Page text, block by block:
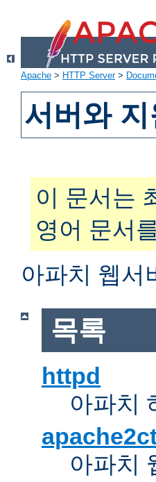
Apache > HTTP Server>
서버와
이 문서는
영어 문서
아파치 웹서
목록
httpd
아파치
아파치